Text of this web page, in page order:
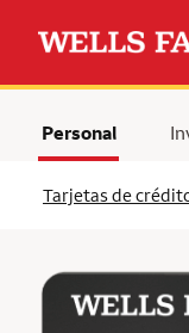
Personal
Tarjetas de